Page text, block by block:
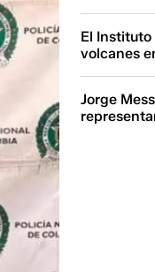
El Instituto
volcanes
Jorge